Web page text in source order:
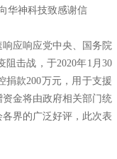
华神科技致感谢信
应响应党中央、国务院
击战，于2020年1月30
捐款200万元，用于支援
金将由政府相关部门统
界的广泛好评，此次表